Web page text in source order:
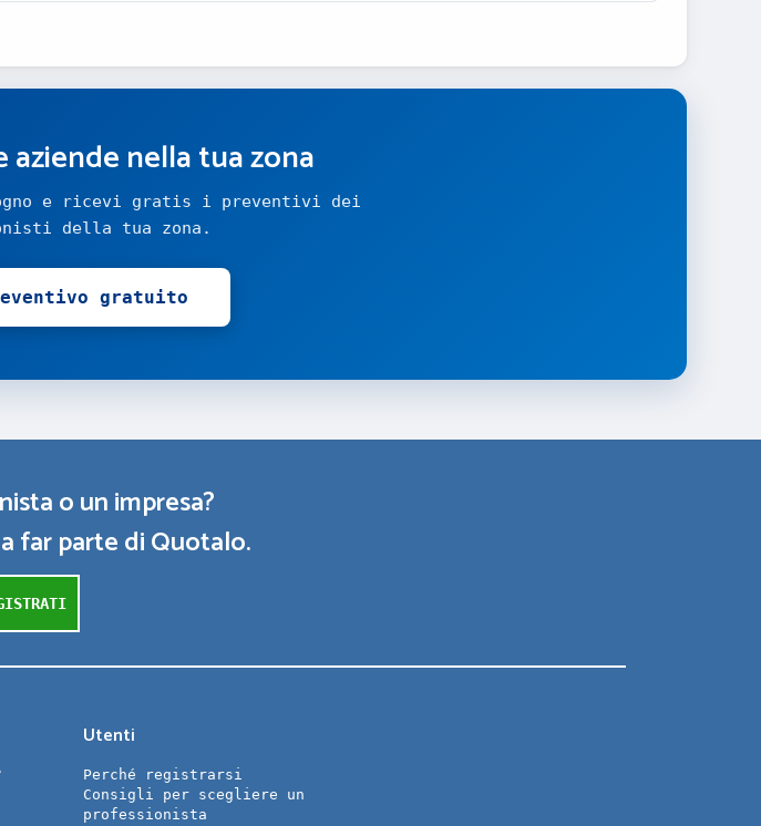
nella tua zona
e ricevi gratis i preventivi dei
della tua zona.
gratuito
o un impresa?
far parte di Quotalo.
Utenti
Perché registrarsi
Consigli per scegliere un
professionista